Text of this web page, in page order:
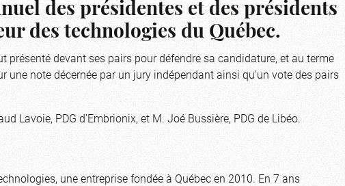
des présidentes et des présidents
des technologies du Québec.
présenté devant ses pairs pour défendre sa candidature, et au terme
une note décernée par un jury indépendant ainsi qu’un vote des pairs
Lavoie, PDG d’Embrionix, et M. Joé Bussière, PDG de Libéo.
une entreprise fondée à Québec en 2010. En 7 ans